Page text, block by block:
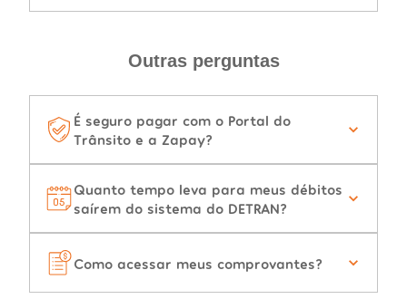
Outras perguntas
É seguro pagar com o Portal do
Trânsito e a Zapay?
Quanto tempo leva para meus débitos
saírem do sistema do DETRAN?
Como acessar meus comprovantes?